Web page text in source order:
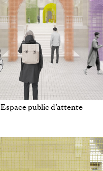
Espace public d’attente